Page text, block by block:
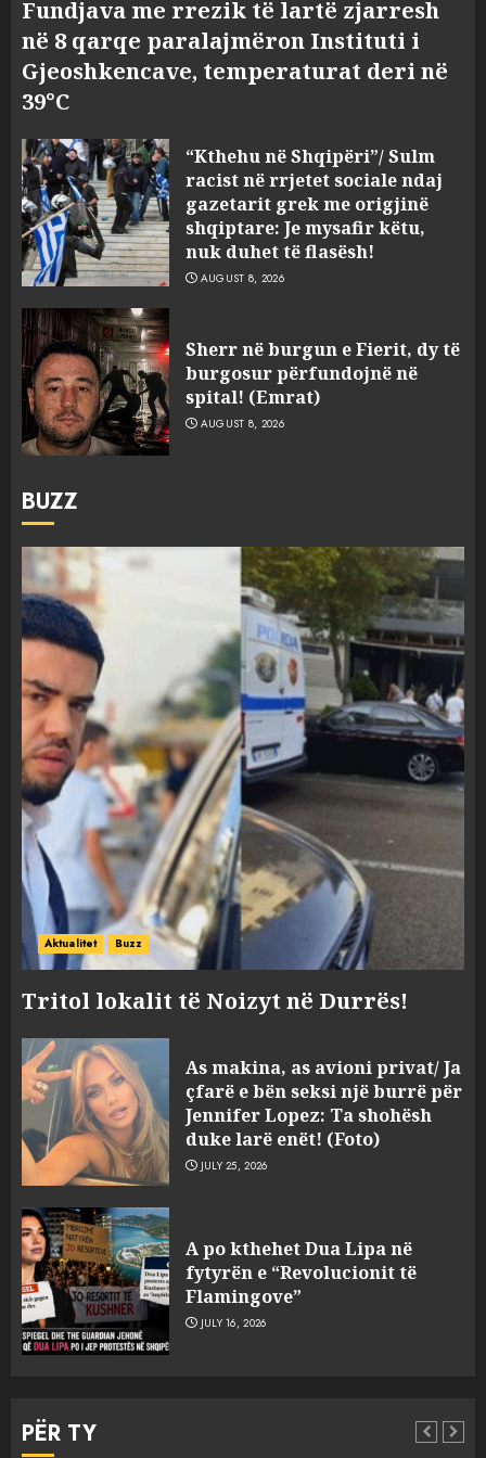
Fundjava me rrezik të lartë zjarresh
në 8 qarqe paralajmëron Instituti i
Gjeoshkencave, temperaturat deri në
39°C
“Kthehu në Shqipëri”/ Sulm
racist në rrjetet sociale ndaj
gazetarit grek me origjinë
shqiptare: Je mysafir këtu,
nuk duhet të flasësh!
AUGUST 8, 2026
Sherr në burgun e Fierit, dy të
burgosur përfundojnë në
spital! (Emrat)
AUGUST 8, 2026
BUZZ
Aktualitet Buzz
Tritol lokalit të Noizyt në Durrës!
As makina, as avioni privat/ Ja
çfarë e bën seksi një burrë për
Jennifer Lopez: Ta shohësh
duke larë enët! (Foto)
JULY 25, 2026
A po kthehet Dua Lipa në
fytyrën e “Revolucionit të
Flamingove”
JULY 16, 2026
PËR TY
3
burgosur përfundojnë në
spital! (Emrat)
AUGUST 8, 2026
flagrancë autori i dyshuar në